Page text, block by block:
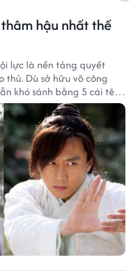
hậu nhất thế
lực là nền tảng quyết
thủ. Dù sở hữu võ công
khó sánh bằng 5 cái tên
chân khí.